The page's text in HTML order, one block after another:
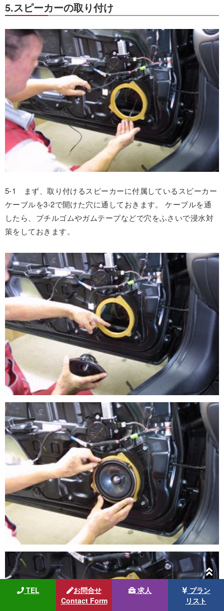
5.スピーカーの取り付け
5-1 まず、取り付けるスピーカーに付属しているスピーカー
ケーブルを3-2で開けた穴に通しておきます。 ケーブルを通
したら、ブチルゴムやガムテープなどで穴をふさいで浸水対
策をしておきます。
TEL
お問合せ
Contact Form
求人
プラン
リスト